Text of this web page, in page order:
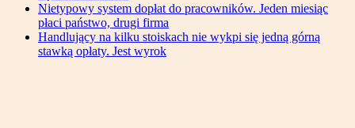
Nietypowy system dopłat do pracowników. Jeden miesiąc
płaci państwo, drugi firma
Handlujący na kilku stoiskach nie wykpi się jedną górną
stawką opłaty. Jest wyrok